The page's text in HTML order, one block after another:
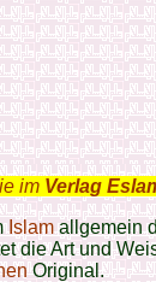
im Verlag
Islamallgemein
die Art und
Original.